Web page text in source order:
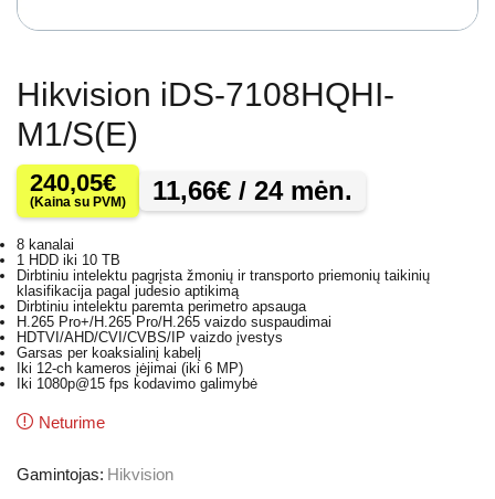
Hikvision iDS-7108HQHI-
M1/S(E)
240,05€
(Kaina su PVM) 11,66€ / 24 mėn.
8 kanalai
1 HDD iki 10 TB
Dirbtiniu intelektu pagrįsta žmonių ir transporto priemonių taikinių
klasifikacija pagal judesio aptikimą
Dirbtiniu intelektu paremta perimetro apsauga
H.265 Pro+/H.265 Pro/H.265 vaizdo suspaudimai
HDTVI/AHD/CVI/CVBS/IP vaizdo įvestys
Garsas per koaksialinį kabelį
Iki 12-ch kameros įėjimai (iki 6 MP)
Iki 1080p@15 fps kodavimo galimybė
Neturime
Gamintojas: Hikvision